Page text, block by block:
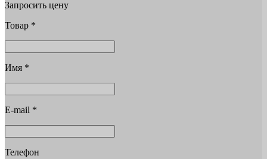
Запросить цену
Товар *
Имя *
E-mail *
Телефон